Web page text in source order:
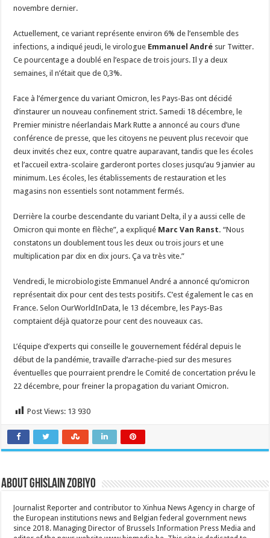
novembre dernier.
Actuellement, ce variant représente environ 6% de l’ensemble des
infections, a indiqué jeudi, le virologue Emmanuel André sur Twitter.
Ce pourcentage a doublé en l’espace de trois jours. Il y a deux
semaines, il n’était que de 0,3%.
Face à l’émergence du variant Omicron, les Pays-Bas ont décidé
d’instaurer un nouveau confinement strict. Samedi 18 décembre, le
Premier ministre néerlandais Mark Rutte a annoncé au cours d’une
conférence de presse, que les citoyens ne peuvent plus recevoir que
deux invités chez eux, contre quatre auparavant, tandis que les écoles
et l’accueil extra-scolaire garderont portes closes jusqu’au 9 janvier au
minimum. Les écoles, les établissements de restauration et les
magasins non essentiels sont notamment fermés.
Derrière la courbe descendante du variant Delta, il y a aussi celle de
Omicron qui monte en flèche”, a expliqué Marc Van Ranst. “Nous
constatons un doublement tous les deux ou trois jours et une
multiplication par dix en dix jours. Ça va très vite.”
Vendredi, le microbiologiste Emmanuel André a annoncé qu’omicron
représentait dix pour cent des tests positifs. C’est également le cas en
France. Selon OurWorldInData, le 13 décembre, les Pays-Bas
comptaient déjà quatorze pour cent des nouveaux cas.
L’équipe d’experts qui conseille le gouvernement fédéral depuis le
début de la pandémie, travaille d’arrache-pied sur des mesures
éventuelles que pourraient prendre le Comité de concertation prévu le
22 décembre, pour freiner la propagation du variant Omicron.
Post Views: 13 930
About Ghislain Zobiyo
Journalist Reporter and contributor to Xinhua News Agency in charge of
the European institutions news and Belgian federal government news
since 2018. Managing Director of Brussels Information Press Media and